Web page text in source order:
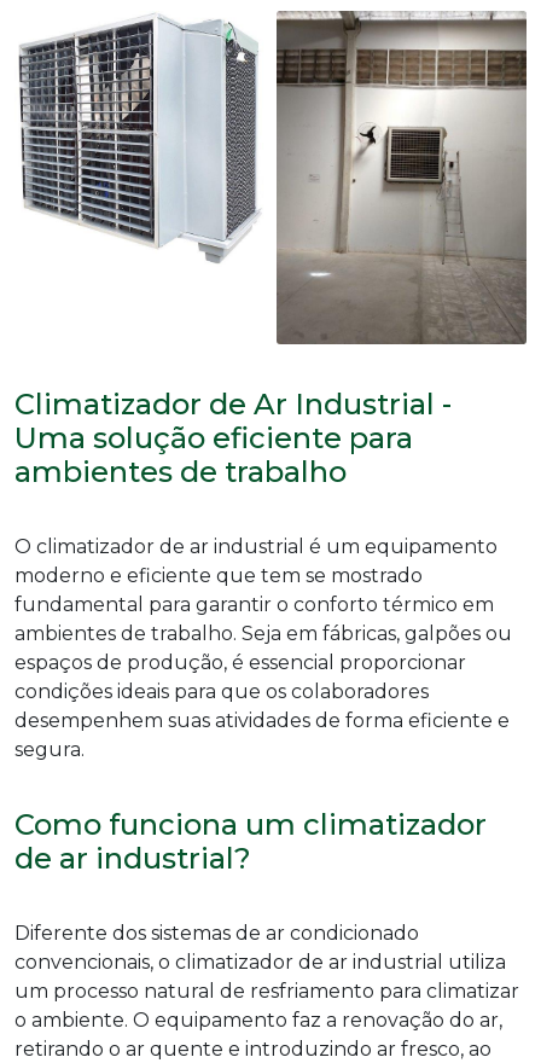
Climatizador de Ar Industrial -
Uma solução eficiente para
ambientes de trabalho
O climatizador de ar industrial é um equipamento
moderno e eficiente que tem se mostrado
fundamental para garantir o conforto térmico em
ambientes de trabalho. Seja em fábricas, galpões ou
espaços de produção, é essencial proporcionar
condições ideais para que os colaboradores
desempenhem suas atividades de forma eficiente e
segura.
Como funciona um climatizador
de ar industrial?
Diferente dos sistemas de ar condicionado
convencionais, o climatizador de ar industrial utiliza
um processo natural de resfriamento para climatizar
o ambiente. O equipamento faz a renovação do ar,
retirando o ar quente e introduzindo ar fresco, ao